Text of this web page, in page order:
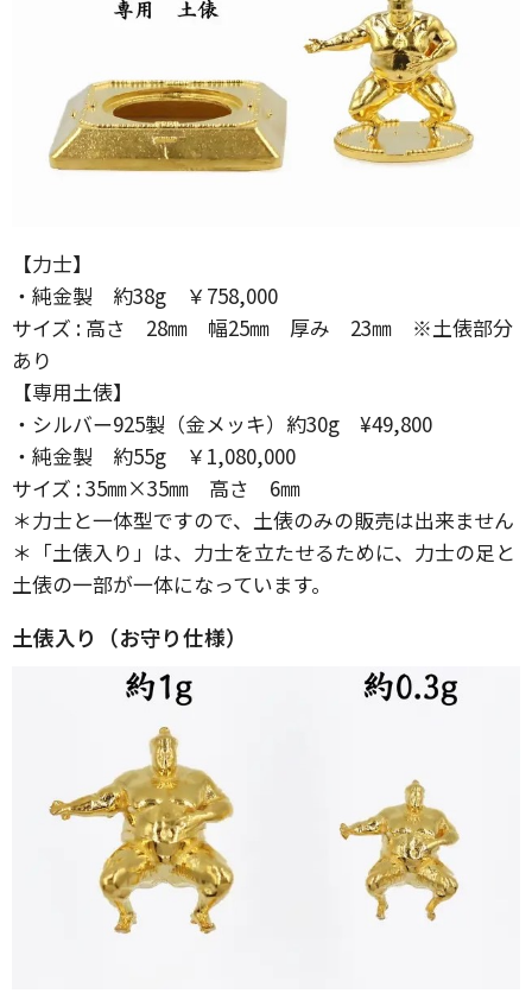
【力士】
・純金製 約38g ￥758,000
サイズ : 高さ 28㎜ 幅25㎜ 厚み 23㎜ ※土俵部分
あり
【専用土俵】
・シルバー925製（金メッキ）約30g ¥49,800
・純金製 約55g ￥1,080,000
サイズ : 35㎜×35㎜ 高さ 6㎜
＊力士と一体型ですので、土俵のみの販売は出来ません
＊「土俵入り」は、力士を立たせるために、力士の足と
土俵の一部が一体になっています。
土俵入り（お守り仕様）